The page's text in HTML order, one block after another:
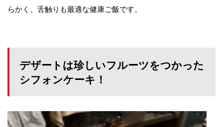
らかく、舌触りも最適な健康ご飯です。
デザートは珍しいフルーツをつかった
シフォンケーキ！